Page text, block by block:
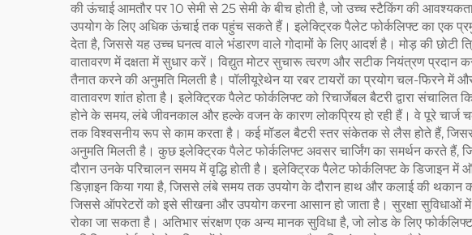
की ऊंचाई आमतौर पर 10 सेमी से 25 सेमी के बीच होती है, जो उच्च स्टैकिंग की
उपयोग के लिए अधिक ऊंचाई तक पहुंच सकते हैं। इलेक्ट्रिक पैलेट फोर्कलिफ्ट का एक
देता है, जिससे यह उच्च घनत्व वाले भंडारण वाले गोदामों के लिए आदर्श है। मोड़ की
वातावरण में दक्षता में सुधार करें। विद्युत मोटर सुचारू त्वरण और सटीक नियंत्रण
तैनात करने की अनुमति मिलती है। पॉलीयूरेथेन या रबर टायरों का प्रयोग चल-
वातावरण शांत होता है। इलेक्ट्रिक पैलेट फोर्कलिफ्ट को रिचार्जेबल बैटरी द्वारा
होने के समय, लंबे जीवनकाल और हल्के वजन के कारण लोकप्रिय हो रही हैं। वे पूरे चार्ज
तक विश्वसनीय रूप से काम करता है। कई मॉडल बैटरी स्तर संकेतक से लैस होते हैं, जिससे
अनुमति मिलती है। कुछ इलेक्ट्रिक पैलेट फोर्कलिफ्ट अवसर चार्जिंग का समर्थन करते हैं,
दौरान उनके परिचालन समय में वृद्धि होती है। इलेक्ट्रिक पैलेट फोर्कलिफ्ट के डिजाइन
डिज़ाइन किया गया है, जिससे लंबे समय तक उपयोग के दौरान हाथ और कलाई की थकान
जिससे ऑपरेटरों को इसे सीखना और उपयोग करना आसान हो जाता है। सुरक्षा सुविधाओं
रोका जा सकता है। अतिभार संरक्षण एक अन्य मानक सुविधा है, जो लोड के लिए